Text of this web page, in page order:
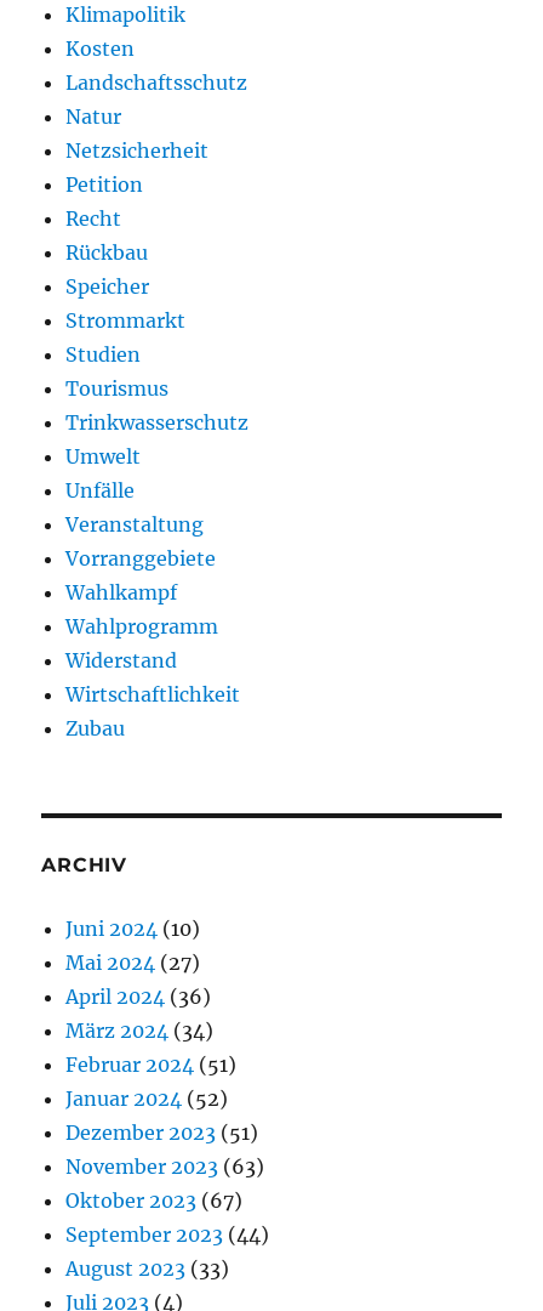
Klimapolitik
Kosten
Landschaftsschutz
Natur
Netzsicherheit
Petition
Recht
Rückbau
Speicher
Strommarkt
Studien
Tourismus
Trinkwasserschutz
Umwelt
Unfälle
Veranstaltung
Vorranggebiete
Wahlkampf
Wahlprogramm
Widerstand
Wirtschaftlichkeit
Zubau
ARCHIV
Juni 2024 (10)
Mai 2024 (27)
April 2024 (36)
März 2024 (34)
Februar 2024 (51)
Januar 2024 (52)
Dezember 2023 (51)
November 2023 (63)
Oktober 2023 (67)
September 2023 (44)
August 2023 (33)
Juli 2023 (4)